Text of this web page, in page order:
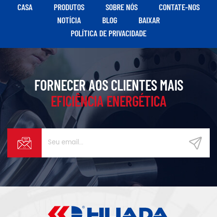
ampla frequência de
operação.
CASA PRODUTOS SOBRE NÓS
CONTATE-NOS
NOTÍCIA
BLOG
BAIXAR
POLÍTICA DE PRIVACIDADE
FORNECER AOS CLIENTES MAIS
EFICIÊNCIA ENERGÉTICA